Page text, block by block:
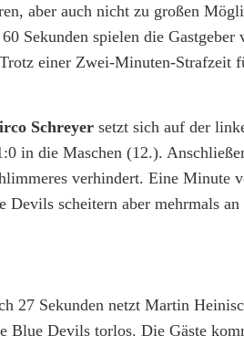
aber auch nicht zu großen
Sekunden spielen die Gastgeber
einer Zwei-Minuten-Strafzeit
Schreyer setzt sich auf der
in die Maschen (12.).
verhindert. Eine Minute
Devils scheitern aber mehrmals
27 Sekunden netzt Martin
Blue Devils torlos. Die Gäste